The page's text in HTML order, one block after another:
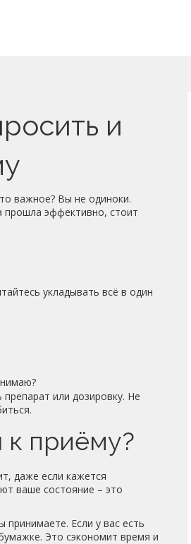
и
важное? Вы не одиноки.
прошла эффективно, стоит
укладывать всё в один
или дозировку. Не
к приёму?
даже если кажется
ваше состояние – это
Если у вас есть
Это сэкономит время и